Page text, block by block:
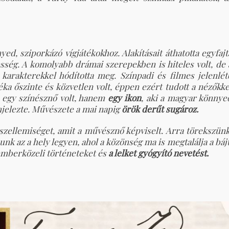
sziporkázó vígjátékokhoz. Alakításait áthatotta
A komolyabb drámai szerepekben is hiteles volt, de
hódította meg. Színpadi és filmes
őszinte és közvetlen volt, éppen ezért tudott a
színésznő volt, hanem egy ikon, aki a magyar
Művészete a mai napigörök derűt sugároz.
amit a művésznő képviselt. Arra
az a hely legyen, ahol a közönség ma is megtalálja a
történeteket ésa lelket gyógyító nevetést.